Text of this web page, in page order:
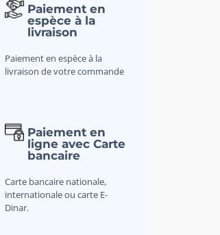
Paiement en
espèce à la
livraison
Paiement en espèce à la
livraison de votre commande
Paiement en
ligne avec Carte
bancaire
Carte bancaire nationale,
internationale ou carte E-
Dinar.